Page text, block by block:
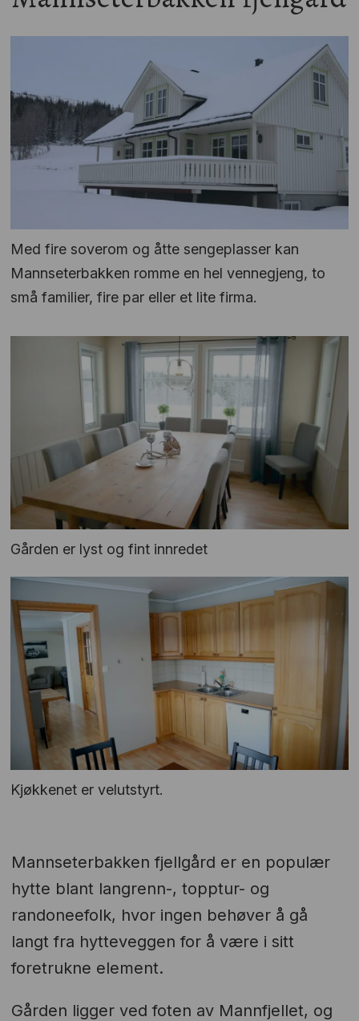
Med fire soverom og åtte sengeplasser kan
Mannseterbakken romme en hel vennegjeng, to
små familier, fire par eller et lite firma.
Gården er lyst og fint innredet
Kjøkkenet er velutstyrt.
Mannseterbakken fjellgård er en populær
hytte blant langrenn-, topptur- og
randoneefolk, hvor ingen behøver å gå
langt fra hytteveggen for å være i sitt
foretrukne element.
Gården ligger ved foten av Mannfjellet, og